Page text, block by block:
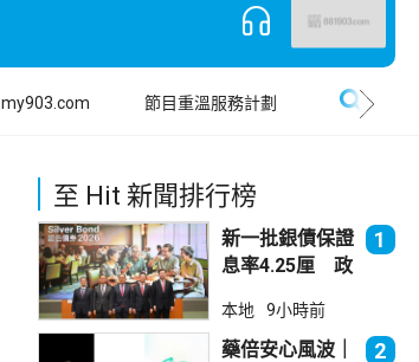
my903.com 節目重溫服務計劃
至 Hit 新聞排行榜
新一批銀債保證
息率4.25厘 政
吸引力
1
本地 9小時前
藥倍安心風波｜ 2